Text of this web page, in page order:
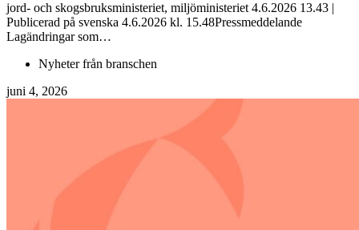
jord- och skogsbruksministeriet, miljöministeriet 4.6.2026 13.43 |
Publicerad på svenska 4.6.2026 kl. 15.48Pressmeddelande
Lagändringar som…
Nyheter från branschen
juni 4, 2026